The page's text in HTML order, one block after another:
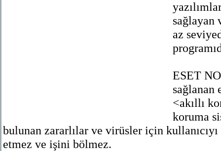
sağlayan
az
ESET
<akıllı
koruma
bulunan zararlılar ve virüsler için kullanıcıyı
etmez ve işini bölmez.